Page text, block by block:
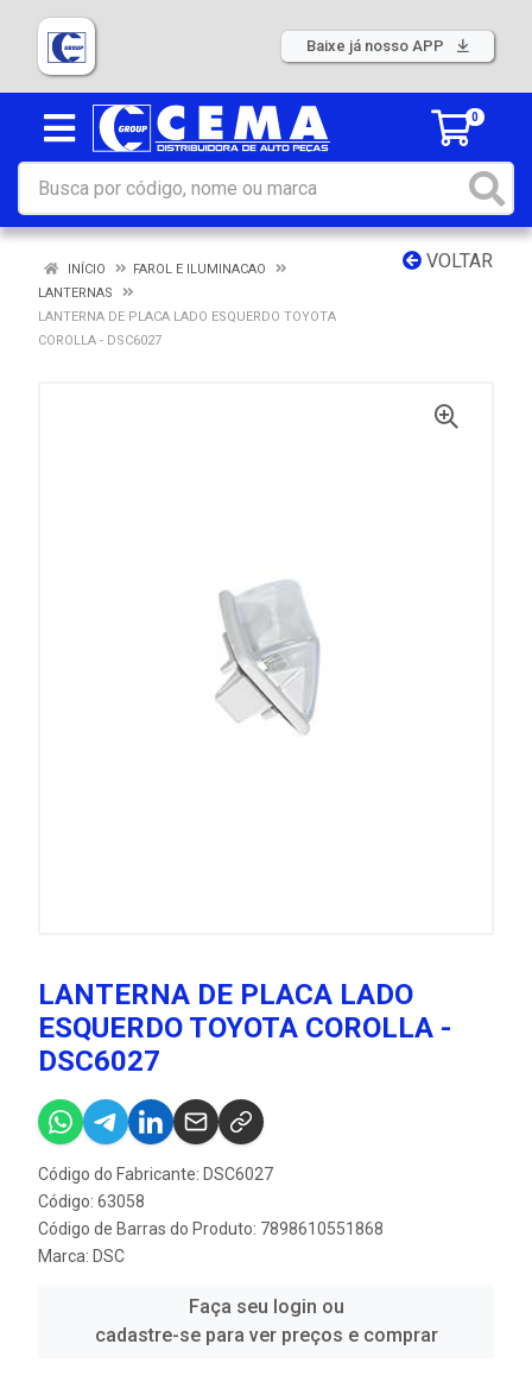
Baixe já nosso APP
0
VOLTAR
INÍCIO
FAROL E ILUMINACAO
LANTERNAS
LANTERNA DE PLACA LADO ESQUERDO TOYOTA
COROLLA - DSC6027
LANTERNA DE PLACA LADO
ESQUERDO TOYOTA COROLLA -
DSC6027
Código do Fabricante: DSC6027
Código: 63058
Código de Barras do Produto: 7898610551868
Marca: DSC
Faça seu login ou
cadastre-se para ver preços e comprar